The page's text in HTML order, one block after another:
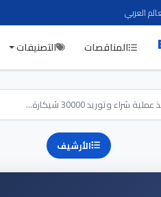
العربي
المناقصات التصنيفات
شراء وتوريد 30000 شيكارة...
الأرشيف